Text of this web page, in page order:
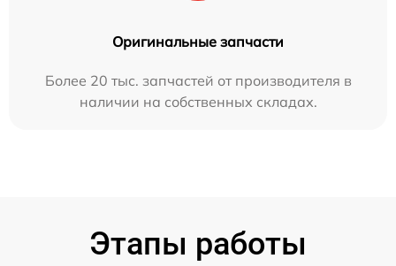
Оригинальные запчасти
Более 20 тыс. запчастей от производителя в
наличии на собственных складах.
Этапы работы